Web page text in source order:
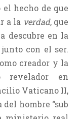
hecho de que
a la verdad, que
descubre en la
con el ser.
creador y la
revelador en
Vaticano II,
hombre “sub